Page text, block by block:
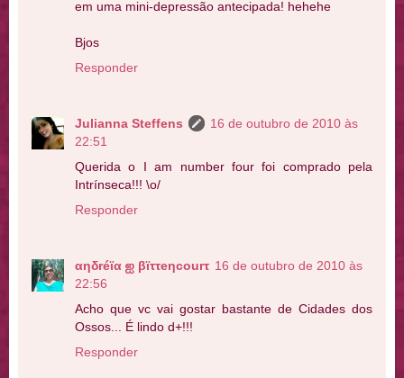
em uma mini-depressão antecipada! hehehe
Bjos
Responder
Julianna Steffens
16 de outubro de 2010 às
22:51
Querida o I am number four foi comprado pela
Intrínseca!!! \o/
Responder
αηδréϊα ஐ βϊττeηcourτ 16 de outubro de 2010 às
22:56
Acho que vc vai gostar bastante de Cidades dos
Ossos... É lindo d+!!!
Responder